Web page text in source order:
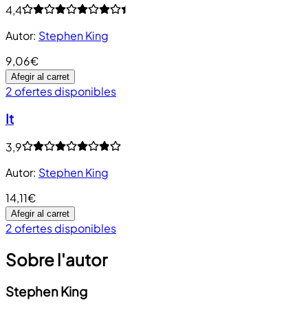
4,4
Autor: Stephen King
9,06€
Afegir al carret
2 ofertes disponibles
It
3,9
Autor: Stephen King
14,11€
Afegir al carret
2 ofertes disponibles
Sobre l'autor
Stephen King